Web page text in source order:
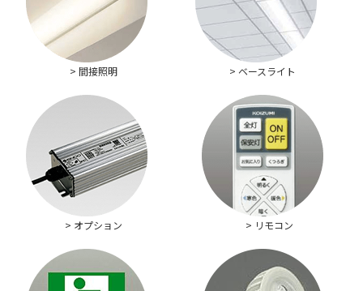
> 間接照明 > ベースライト
> オプション > リモコン